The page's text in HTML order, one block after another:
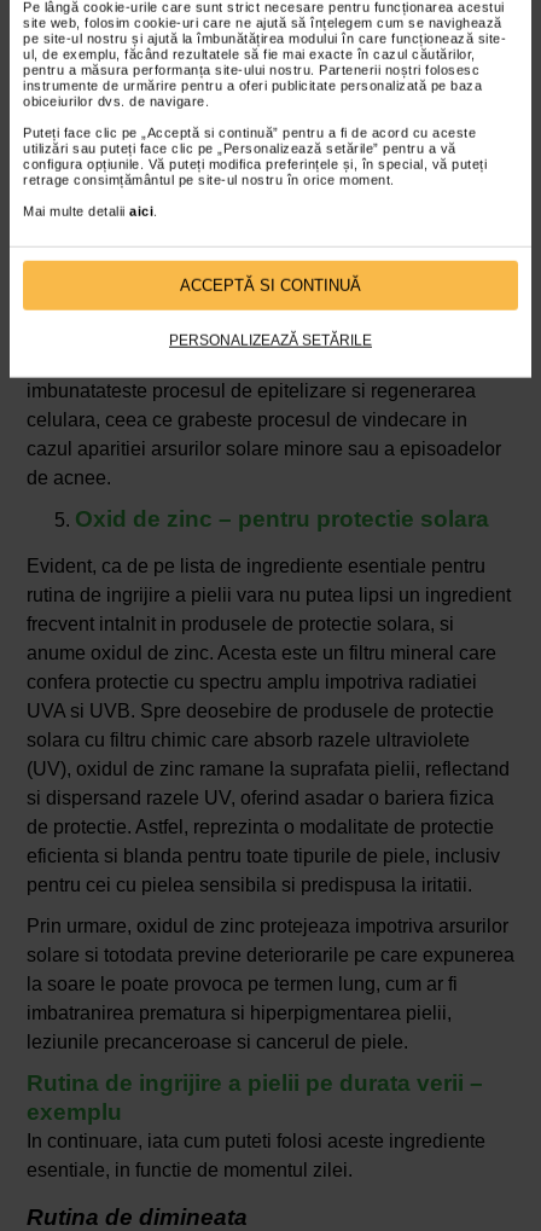
Pe lângă cookie-urile care sunt strict necesare pentru funcționarea acestui
site web, folosim cookie-uri care ne ajută să înțelegem cum se navighează
pe site-ul nostru și ajută la îmbunătățirea modului în care funcționează site-
ul, de exemplu, făcând rezultatele să fie mai exacte în cazul căutărilor,
pentru a măsura performanța site-ului nostru. Partenerii noștri folosesc
instrumente de urmărire pentru a oferi publicitate personalizată pe baza
obiceiurilor dvs. de navigare.
Puteți face clic pe „Acceptă si continuă” pentru a fi de acord cu aceste
utilizări sau puteți face clic pe „Personalizează setările” pentru a vă
configura opțiunile. Vă puteți modifica preferințele și, în special, vă puteți
retrage consimțământul pe site-ul nostru în orice moment.
Mai multe detalii aici
ACCEPTĂ SI CONTINUĂ
PERSONALIZEAZĂ SETĂRILE
vindecarea pielii
In ultimii ani,Centella asiatica a devenit din ce in ce mai
populara in rutina de ingrijire a persoanelor din intreaga
caniculare ale anului. Acest extract vegetal
impresioneaza prin actiunea calmanta si vindecatoare,
ideala mai ales pentru cei care vara se confrunta frecvent
si transpiratia excesiva pot cauza iritatii si roseata.
reducerea rosetii si calmarea disconfortului cutanat. Mai
imbunatateste procesul de epitelizare si regenerarea
celulara, ceea ce grabeste procesul de vindecare in
cazul aparitiei arsurilor solare minore sau a episoadelor
de acnee.
Oxid de zinc – pentru protectie solara
Evident, ca de pe lista de ingrediente esentiale pentru
rutina de ingrijire a pielii vara nu putea lipsi un ingredient
frecvent intalnit in produsele de protectie solara, si
anume oxidul de zinc. Acesta este un filtru mineral care
confera protectie cu spectru amplu impotriva radiatiei
UVA si UVB. Spre deosebire de produsele de protectie
solara cu filtru chimic care absorb razele ultraviolete
(UV), oxidul de zinc ramane la suprafata pielii, reflectand
si dispersand razele UV, oferind asadar o bariera fizica
de protectie. Astfel, reprezinta o modalitate de protectie
eficienta si blanda pentru toate tipurile de piele, inclusiv
pentru cei cu pielea sensibila si predispusa la iritatii.
Prin urmare, oxidul de zinc protejeaza impotriva arsurilor
solare si totodata previne deteriorarile pe care expunerea
la soare le poate provoca pe termen lung, cum ar fi
imbatranirea prematura si hiperpigmentarea pielii,
leziunile precanceroase si cancerul de piele.
Rutina de ingrijire a pielii pe durata verii –
exemplu
In continuare, iata cum puteti folosi aceste ingrediente
esentiale, in functie de momentul zilei.
Rutina de dimineata